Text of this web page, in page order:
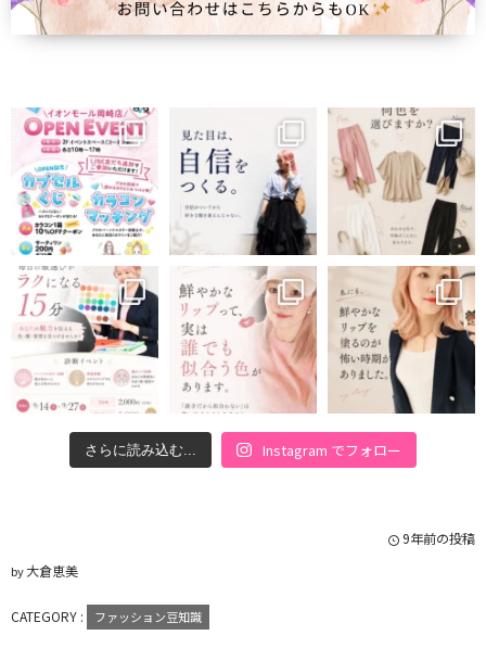
さらに読み込む... Instagram でフォロー
9年前の投稿
by大倉恵美
CATEGORY : ファッション豆知識